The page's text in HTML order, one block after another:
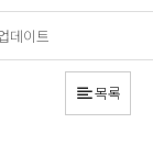
데이트
목록